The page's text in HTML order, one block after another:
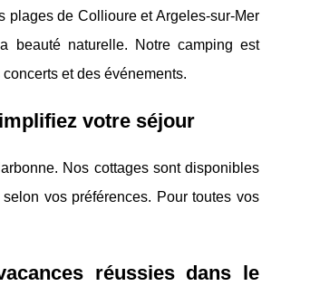
plages de Collioure et Argeles-sur-Mer
beauté naturelle. Notre camping est
et des événements.
votre séjour
Nos cottages sont disponibles
vos préférences. Pour toutes vos
réussies dans le